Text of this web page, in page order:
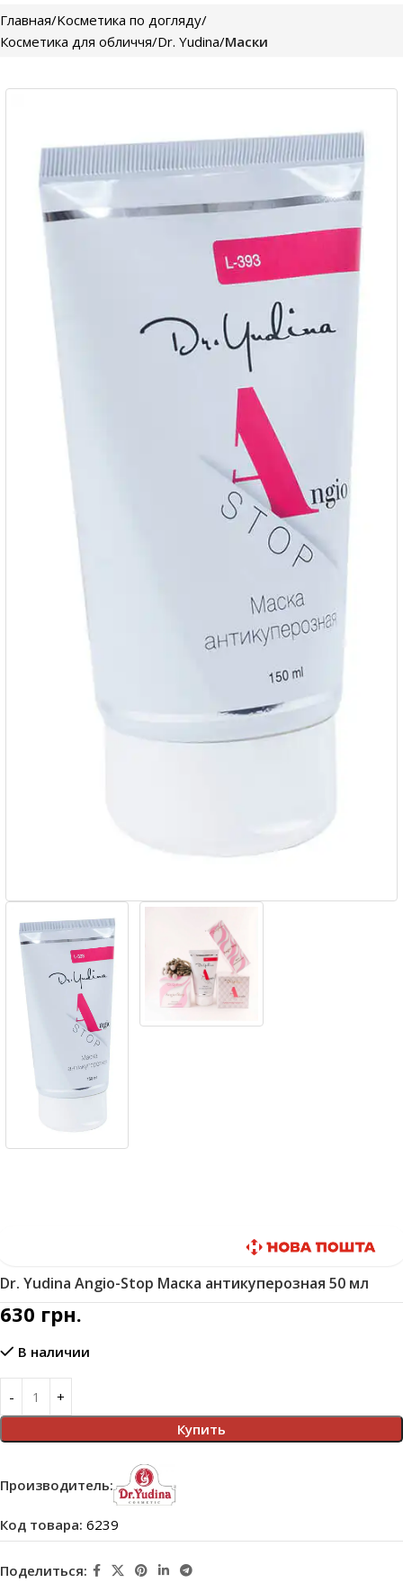
Главная Kосметика по догляду
Косметика для обличчя Dr. Yudina Маски
Dr. Yudina Angio-Stop Маска антикуперозная 50 мл
630 грн.
В наличии
Купить
Производитель:
Код товара: 6239
Поделиться: